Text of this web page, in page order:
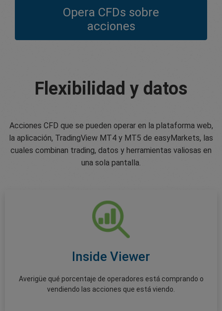
Opera CFDs sobre
acciones
Flexibilidad y datos
Acciones CFD que se pueden operar en la plataforma web,
la aplicación, TradingView MT4 y MT5 de easyMarkets, las
cuales combinan trading, datos y herramientas valiosas en
una sola pantalla.
Inside Viewer
Averigüe qué porcentaje de operadores está comprando o
vendiendo las acciones que está viendo.